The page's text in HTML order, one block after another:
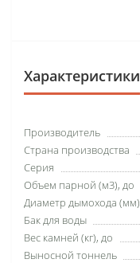
Характеристики
Производитель
Страна производства
Серия
Объем парной (м3), до
Диаметр дымохода (мм)
Бак для воды
Вес камней (кг), до
Выносной тоннель